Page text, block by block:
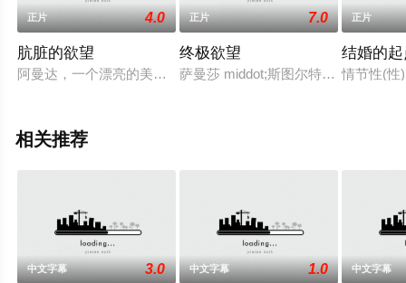
正片 4.0
肮脏的欲望
阿曼达，一个漂亮的美国女孩即将要结婚，与安德烈
正片 7.0
终极欲望
萨曼莎 middot;斯图尔特是一个繁荣
正片
结婚的
情节性(性
相关推荐
中文字幕 3.0 中文字幕 1.0 中文字幕